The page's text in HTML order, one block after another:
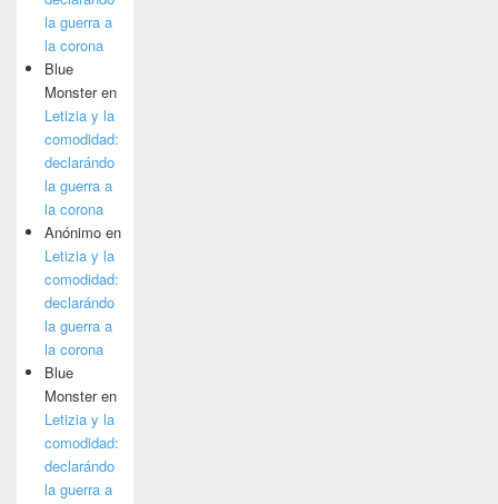
la guerra a
la corona
Blue
Monsteren
Letizia y la
comodidad:
declarándo
la guerra a
la corona
Anónimo en
Letizia y la
comodidad:
declarándo
la guerra a
la corona
Blue
Monsteren
Letizia y la
comodidad:
declarándo
la guerra a